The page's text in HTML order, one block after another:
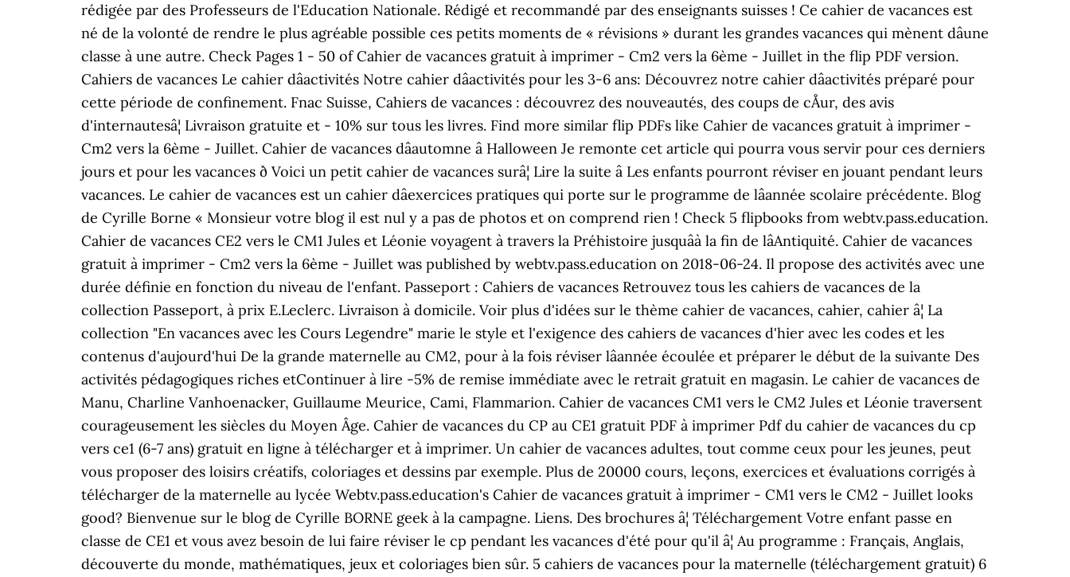
rédigée par des Professeurs de l'Education Nationale. Rédigé et recommandé par des enseignants suisses ! Ce cahier de vacances est
né de la volonté de rendre le plus agréable possible ces petits moments de « révisions » durant les grandes vacances qui mènent dâune
classe à une autre. Check Pages 1 - 50 of Cahier de vacances gratuit à imprimer - Cm2 vers la 6ème - Juillet in the flip PDF version.
Cahiers de vacances Le cahier dâactivités Notre cahier dâactivités pour les 3-6 ans: Découvrez notre cahier dâactivités préparé pour
cette période de confinement. Fnac Suisse, Cahiers de vacances : découvrez des nouveautés, des coups de cÅur, des avis
d'internautesâ¦ Livraison gratuite et - 10% sur tous les livres. Find more similar flip PDFs like Cahier de vacances gratuit à imprimer -
Cm2 vers la 6ème - Juillet. Cahier de vacances dâautomne â Halloween Je remonte cet article qui pourra vous servir pour ces derniers
jours et pour les vacances ð Voici un petit cahier de vacances surâ¦ Lire la suite â Les enfants pourront réviser en jouant pendant leurs
vacances. Le cahier de vacances est un cahier dâexercices pratiques qui porte sur le programme de lâannée scolaire précédente. Blog
de Cyrille Borne « Monsieur votre blog il est nul y a pas de photos et on comprend rien ! Check 5 flipbooks from webtv.pass.education.
Cahier de vacances CE2 vers le CM1 Jules et Léonie voyagent à travers la Préhistoire jusquâà la fin de lâAntiquité. Cahier de vacances
gratuit à imprimer - Cm2 vers la 6ème - Juillet was published by webtv.pass.education on 2018-06-24. Il propose des activités avec une
durée définie en fonction du niveau de l'enfant. Passeport : Cahiers de vacances Retrouvez tous les cahiers de vacances de la
collection Passeport, à prix E.Leclerc. Livraison à domicile. Voir plus d'idées sur le thème cahier de vacances, cahier, cahier â¦ La
collection "En vacances avec les Cours Legendre" marie le style et l'exigence des cahiers de vacances d'hier avec les codes et les
contenus d'aujourd'hui De la grande maternelle au CM2, pour à la fois réviser lâannée écoulée et préparer le début de la suivante Des
activités pédagogiques riches etContinuer à lire -5% de remise immédiate avec le retrait gratuit en magasin. Le cahier de vacances de
Manu, Charline Vanhoenacker, Guillaume Meurice, Cami, Flammarion. Cahier de vacances CM1 vers le CM2 Jules et Léonie traversent
courageusement les siècles du Moyen Âge. Cahier de vacances du CP au CE1 gratuit PDF à imprimer Pdf du cahier de vacances du cp
vers ce1 (6-7 ans) gratuit en ligne à télécharger et à imprimer. Un cahier de vacances adultes, tout comme ceux pour les jeunes, peut
vous proposer des loisirs créatifs, coloriages et dessins par exemple. Plus de 20000 cours, leçons, exercices et évaluations corrigés à
télécharger de la maternelle au lycée Webtv.pass.education's Cahier de vacances gratuit à imprimer - CM1 vers le CM2 - Juillet looks
good? Bienvenue sur le blog de Cyrille BORNE geek à la campagne. Liens. Des brochures â¦ Téléchargement Votre enfant passe en
classe de CE1 et vous avez besoin de lui faire réviser le cp pendant les vacances d'été pour qu'il â¦ Au programme : Français, Anglais,
découverte du monde, mathématiques, jeux et coloriages bien sûr. 5 cahiers de vacances pour la maternelle (téléchargement gratuit) 6